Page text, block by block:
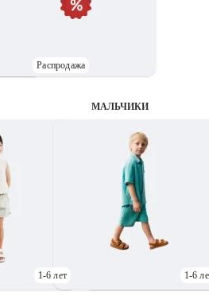
Распродажа
1-6 лет
MАЛЬЧИКИ
1-6